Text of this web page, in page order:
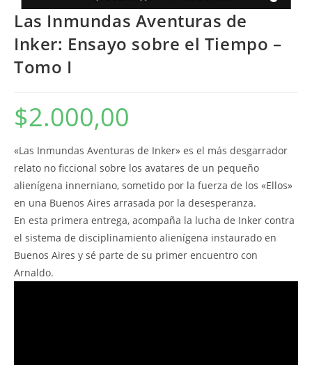
Las Inmundas Aventuras de
Inker: Ensayo sobre el Tiempo –
Tomo I
$2.000,00
«Las Inmundas Aventuras de Inker» es el más desgarrador
relato no ficcional sobre los avatares de un pequeño
alienígena innerniano, sometido por la fuerza de los «Ellos»
en una Buenos Aires arrasada por la desesperanza.
En esta primera entrega, acompaña la lucha de Inker contra
el sistema de disciplinamiento alienígena instaurado en
Buenos Aires y sé parte de su primer encuentro con
Arnaldo.